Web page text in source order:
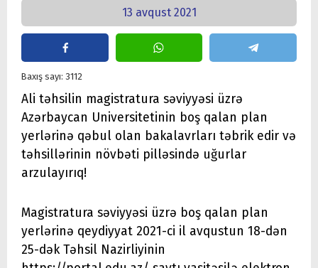
13 avqust 2021
Baxış sayı: 3112
Ali təhsilin magistratura səviyyəsi üzrə
Azərbaycan Universitetinin boş qalan plan
yerlərinə qəbul olan bakalavrları təbrik edir və
təhsillərinin növbəti pilləsində uğurlar
arzulayırıq!
Magistratura səviyyəsi üzrə boş qalan plan
yerlərinə qeydiyyat 2021-ci il avqustun 18-dən
25-dək Təhsil Nazirliyinin